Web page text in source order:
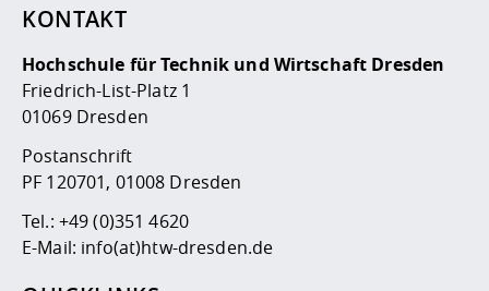
KONTAKT
Hochschule für Technik und Wirtschaft Dresden
Friedrich-List-Platz 1
01069 Dresden
Postanschrift
PF 120701, 01008 Dresden
Tel.: +49 (0)351 4620
E-Mail: info(at)htw-dresden.de